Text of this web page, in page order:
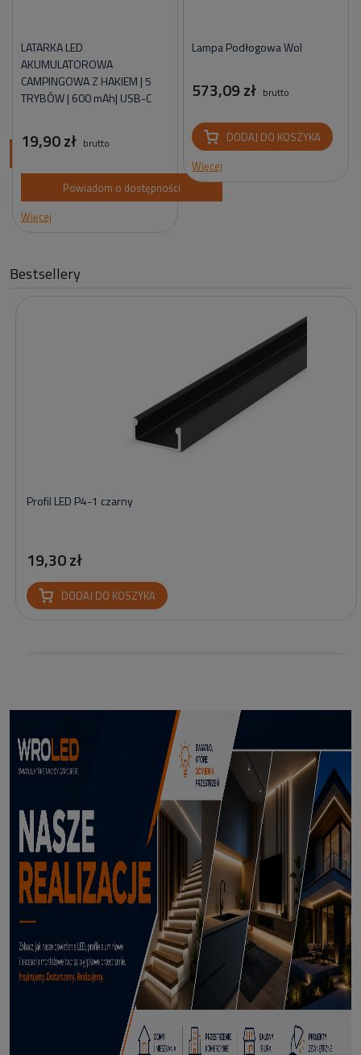
LATARKA LED
AKUMULATOROWA
CAMPINGOWA Z HAKIEM | 5
TRYBÓW | 600 mAh| USB-C
19,90 zł brutto
Powiadom o dostępności
Więcej
Lampa Podłogowa Wol
573,09 zł brutto
DODAJ DO KOSZYKA
Więcej
Bestsellery
Profil LED P4-1 czarny
19,30 zł
DODAJ DO KOSZYKA
Profil led Profil LED P6-2 ½ biały 3m
70,50 zł
DODAJ DO KOSZYKA